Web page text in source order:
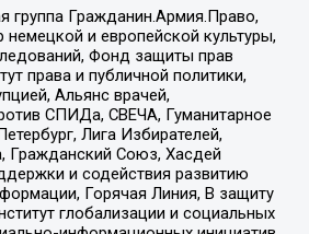
группа Гражданин.Армия.Право,
и европейской культуры,
Фонд защиты прав
права и публичной политики,
Альянс врачей,
СПИДа, СВЕЧА, Гуманитарное
Лига Избирателей,
Гражданский Союз, Хасдей
и содействия развитию
Горячая Линия, В защиту
глобализации и социальных